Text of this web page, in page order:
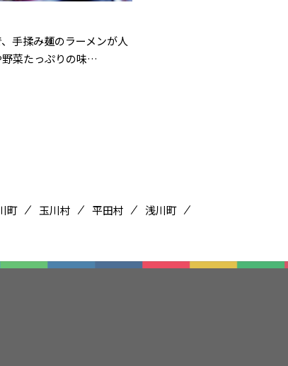
手揉み麺のラーメンが人
菜たっぷりの味…
町 玉川村 平田村 浅川町